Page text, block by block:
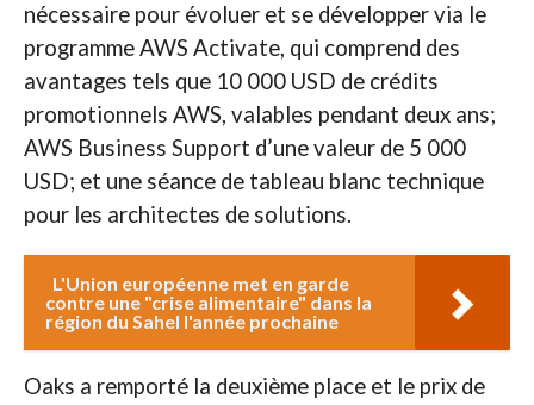
nécessaire pour évoluer et se développer via le
programme AWS Activate, qui comprend des
avantages tels que 10 000 USD de crédits
promotionnels AWS, valables pendant deux ans;
AWS Business Support d’une valeur de 5 000
USD; et une séance de tableau blanc technique
pour les architectes de solutions.
L'Union européenne met en garde
contre une "crise alimentaire" dans la
région du Sahel l'année prochaine
Oaks a remporté la deuxième place et le prix de